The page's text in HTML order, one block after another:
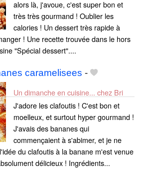
alors là, j'avoue, c'est super bon et
très très gourmand ! Oublier les
calories ! Un dessert très rapide à
! Une recette trouvée dans le hors
"Spécial dessert"....
caramelisees -
Un dimanche en cuisine... chez Bri
J'adore les clafoutis ! C'est bon et
moelleux, et surtout hyper gourmand !
J'avais des bananes qui
commençaient à s'abimer, et je ne
du clafoutis à la banane m'est venue
délicieux ! Ingrédients...